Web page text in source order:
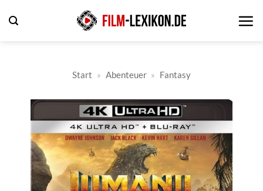
Inhalt
Start » Abenteuer » Fantasy